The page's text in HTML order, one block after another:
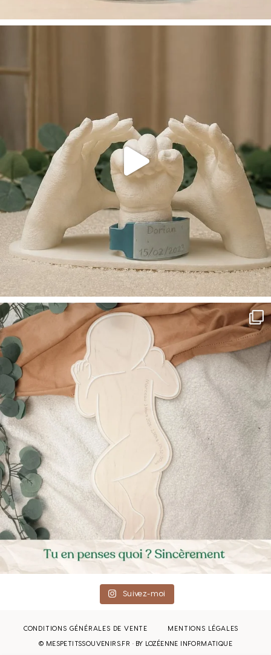
Suivez-moi
CONDITIONS GÉNÉRALES DE VENTE MENTIONS LÉGALES
© MESPETITSSOUVENIRS.FR · BY LOZÉENNE INFORMATIQUE